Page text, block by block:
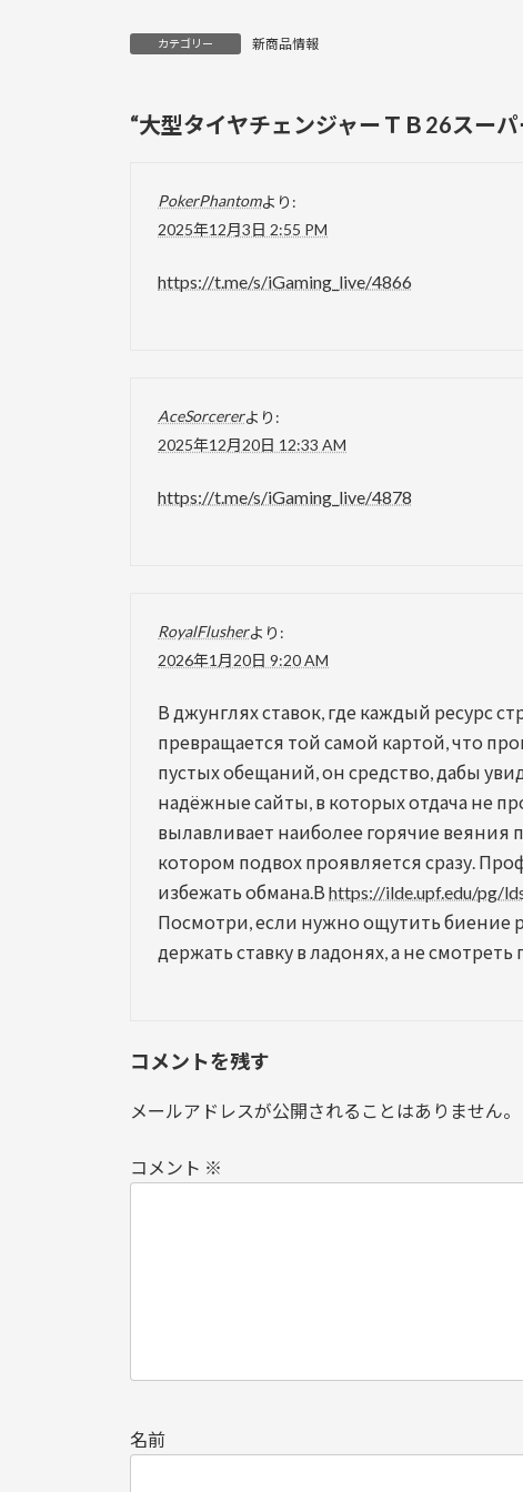
カテゴリー 新商品情報
“大型タイヤチェンジャーＴＢ26スーパ
PokerPhantomより:
2025年12月3日 2:55 PM
https://t.me/s/iGaming_live/4866
AceSorcererより:
2025年12月20日 12:33 AM
https://t.me/s/iGaming_live/4878
RoyalFlusherより:
2026年1月20日 9:20 AM
В джунглях ставок, где каждый ресурс
превращается той самой картой, что
пустых обещаний, он средство, дабы
надёжные сайты, в которых отдача не
вылавливает наиболее горячие веяния
котором подвох проявляется сразу.
избежать обмана.В https://ilde.upf.edu/pg/
Посмотри, если нужно ощутить биение
держать ставку в ладонях, а не смотреть
コメントを残す
メールアドレスが公開されることはありません。
コメント ※
名前